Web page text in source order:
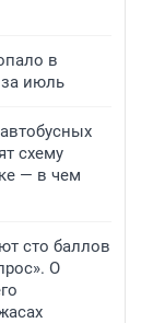
в
июль
схему
— в чем
сто баллов
О